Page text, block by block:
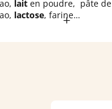
lait en poudre, pâte de
lactose, farine
écrémé en poudre,